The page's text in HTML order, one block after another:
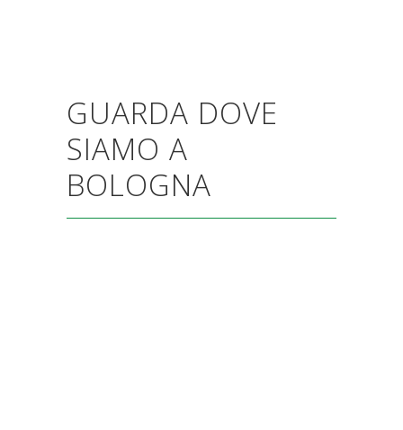
GUARDA DOVE
SIAMO A
BOLOGNA